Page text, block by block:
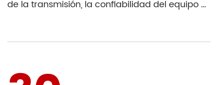
de la transmisión, la confiabilidad del equipo y